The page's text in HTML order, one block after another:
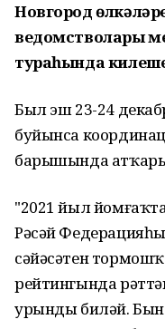
Новгород
ведомстволары
тураһында
Был эш 23-24
буйынса
барышында
"2021 йыл
Рәсәй
сәйәсәтен
рейтингында
урынды биләй.